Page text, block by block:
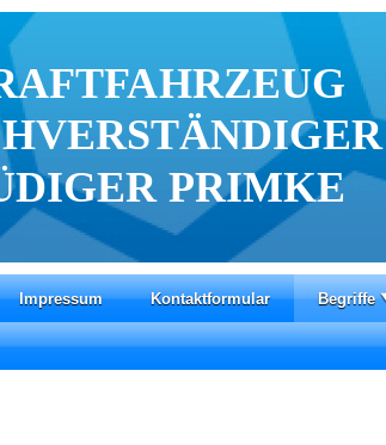
PRIMKE
Impressum Kontaktformular Begriffe